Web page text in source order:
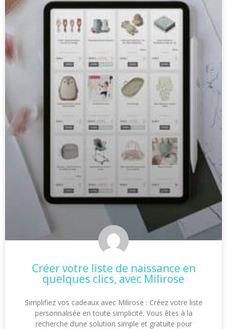
Créer votre liste de naissance en
quelques clics, avec Milirose
Simplifiez vos cadeaux avec Milirose : Créez votre liste
personnalisée en toute simplicité. Vous êtes à la
recherche d’une solution simple et gratuite pour